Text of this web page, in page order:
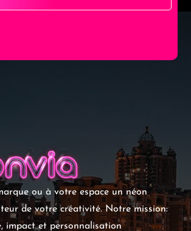
ou à votre espace un néon
de votre créativité. Notre mission:
impact et personnalisation